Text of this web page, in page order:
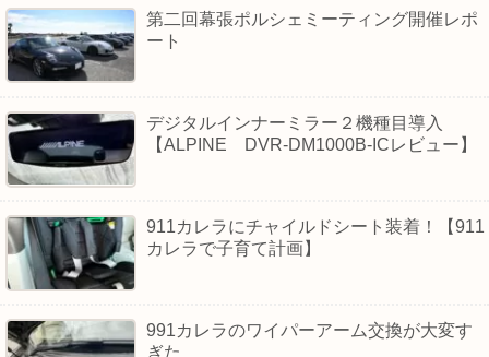
第二回幕張ポルシェミーティング開催レポ
ート
デジタルインナーミラー２機種目導入
【ALPINE DVR-DM1000B-ICレビュー】
911カレラにチャイルドシート装着！【911
カレラで子育て計画】
991カレラのワイパーアーム交換が大変す
ぎた